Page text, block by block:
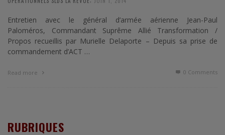
Entretien avec le général d’armée aérienne Jean-Paul
Paloméros, Commandant Suprême Allié Transformation /
Propos recueillis par Murielle Delaporte – Depuis sa prise de
commandement d’ACT …
Read more 0 Comments
RUBRIQUES